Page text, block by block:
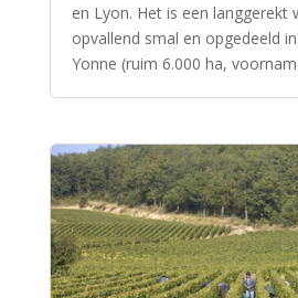
en Lyon. Het is een langgerekt
opvallend smal en opgedeeld
Yonne (ruim 6.000 ha,